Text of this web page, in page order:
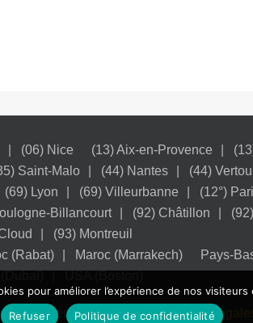
(06) Nice (13) Aix-en-Provence
Saint-Malo (44) Nantes (44) Vertou
(69) Lyon (69) Villeurbanne (12°)
Billancourt (92) Châtillon
(93) Montreuil
(Rabat) Maroc (Marrakech) Pays-
en orientation Scolaire.Mentions légales
pour améliorer l’expérience de nos
Refuser Politique de confidentialité